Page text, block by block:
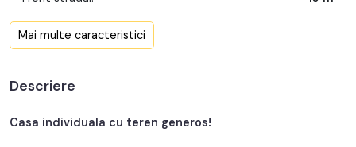
Nr. fronturi:
An renovare:
Structura rezistenta:
Mai multe caracteristici
Descriere
Casa individuala cu teren generos!